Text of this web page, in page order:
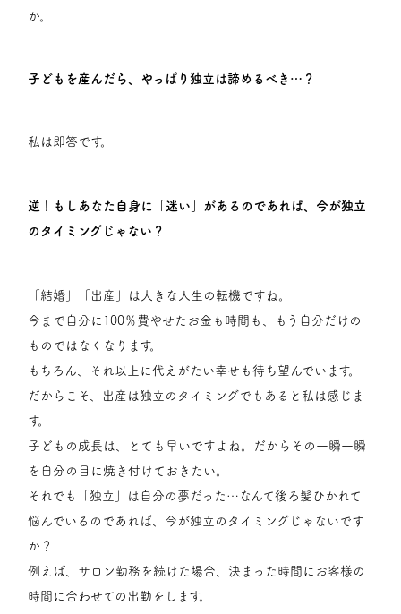
か。
子どもを産んだら、やっぱり独立は諦めるべき…？
私は即答です。
逆！もしあなた自身に「迷い」があるのであれば、今が独立
のタイミングじゃない？
「結婚」「出産」は大きな人生の転機ですね。
今まで自分に100％費やせたお金も時間も、もう自分だけの
ものではなくなります。
もちろん、それ以上に代えがたい幸せも待ち望んでいます。
だからこそ、出産は独立のタイミングでもあると私は感じま
す。
子どもの成長は、とても早いですよね。だからその一瞬一瞬
を自分の目に焼き付けておきたい。
それでも「独立」は自分の夢だった…なんて後ろ髪ひかれて
悩んでいるのであれば、今が独立のタイミングじゃないです
か？
例えば、サロン勤務を続けた場合、決まった時間にお客様の
時間に合わせての出勤をします。